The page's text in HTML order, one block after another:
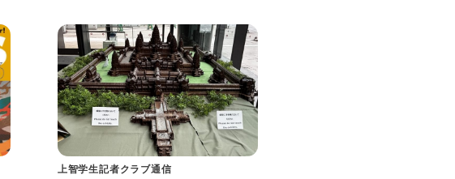
上智学生記者クラブ通信